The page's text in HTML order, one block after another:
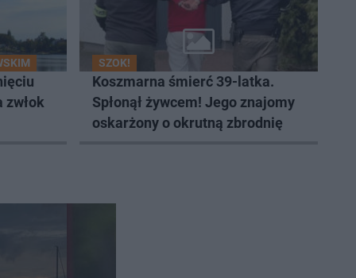
SZOK!
Koszmarna śmierć 39-latka.
Spłonął żywcem! Jego znajomy
oskarżony o okrutną zbrodnię